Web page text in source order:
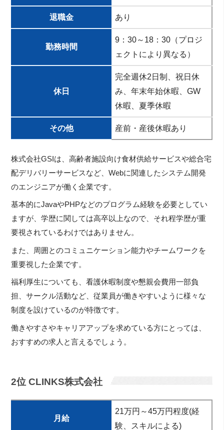
退職金 あり
勤務時間
9：30～18：30（プロジ
ェクトにより異なる）
休日
完全週休2日制、祝日休
み、年末年始休暇、GW
休暇、夏季休暇
その他 産前・産後休暇あり
株式会社GSIは、高齢者施設向け食材供給サービスや総合宅
配デリバリーサービスなど、Webに関連したシステム開発
のエンジニアが働く企業です。
基本的にJavaやPHPなどのプログラム経験を必要としてい
ますが、学歴に関しては高卒以上なので、それ程学歴が重
要視されているわけではありません。
また、周囲とのコミュニケーション能力やチームワークを
重要視した企業です。
福利厚生についても、看護休暇制度や懇親会費用一部負
担、サークル活動など、従業員が働きやすいように様々な
制度を設けているのが特徴です。
働きやすさやキャリアアップを求めている方にとっては、
おすすめの求人と言えるでしょう。
2位 CLINKS株式会社
月給
21万円～45万円程度(経
験、スキルによる)